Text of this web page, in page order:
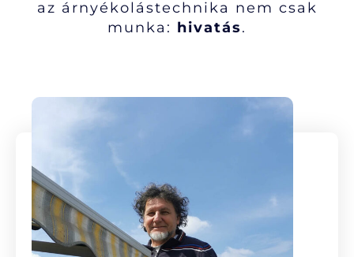
az árnyékolástechnika nem csak
munka: hivatás.